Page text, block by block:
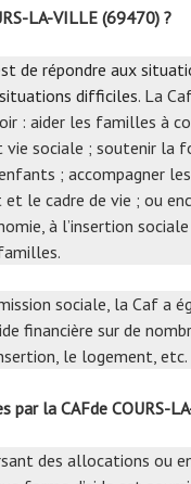
LA-VILLE (69470) ?
de répondre aux
difficiles. La
: aider les familles à
sociale ; soutenir la
; accompagner
le cadre de vie ; ou
à l’insertion
sociale, la Caf a
financière sur de
le logement, etc.
par la CAFde COURS-
des allocations ou